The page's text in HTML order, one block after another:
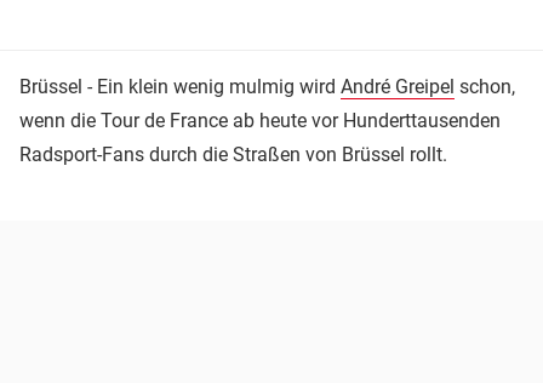
Brüssel - Ein klein wenig mulmig wird André Greipel schon,
wenn die Tour de France ab heute vor Hunderttausenden
Radsport-Fans durch die Straßen von Brüssel rollt.